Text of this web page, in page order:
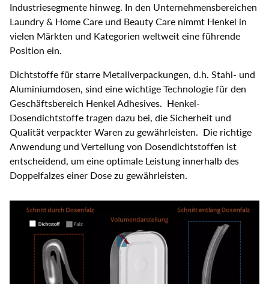
Industriesegmente hinweg. In den Unternehmensbereichen
Laundry & Home Care und Beauty Care nimmt Henkel in
vielen Märkten und Kategorien weltweit eine führende
Position ein.
Dichtstoffe für starre Metallverpackungen, d.h. Stahl- und
Aluminiumdosen, sind eine wichtige Technologie für den
Geschäftsbereich Henkel Adhesives. Henkel-
Dosendichtstoffe tragen dazu bei, die Sicherheit und
Qualität verpackter Waren zu gewährleisten. Die richtige
Anwendung und Verteilung von Dosendichtstoffen ist
entscheidend, um eine optimale Leistung innerhalb des
Doppelfalzes einer Dose zu gewährleisten.